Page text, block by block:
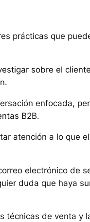
prácticas que
sobre el
enfocada,
B2B.
atención a lo que
electrónico de
duda que haya
técnicas de venta y